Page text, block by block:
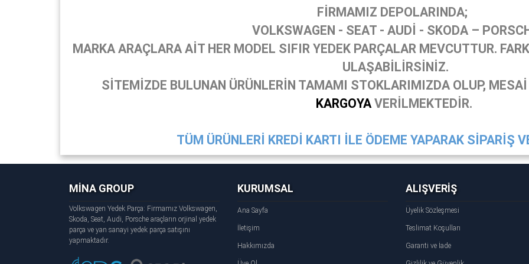
FİRMAMIZ DEPOLARINDA;
VOLKSWAGEN - SEAT - AUDİ - SKODA –
MARKA ARAÇLARA AİT HER MODEL SIFIR YEDEK PARÇALAR MEVCUTTUR.
ULAŞABİLİRSİNİZ.
SİTEMİZDE BULUNAN ÜRÜNLERİN TAMAMI STOKLARIMIZDA OLUP,
KARGOYA VERİLMEKTEDİR.
TÜM ÜRÜNLERİ KREDİ KARTI İLE ÖDEME YAPARAK SİPARİŞ
MİNA GROUP
Volkswagen Yedek Parça: Firmamız Volkswagen,
Skoda, Seat, Audi, Porsche araçların orjinal yedek
parça ve yan sanayi yedek parça satışını
yapmaktadır.
KURUMSAL
Ana Sayfa
İletişim
Hakkımızda
ALIŞVERİŞ
Üyelik Sözleşmesi
Teslimat Koşulları
Garanti ve İade